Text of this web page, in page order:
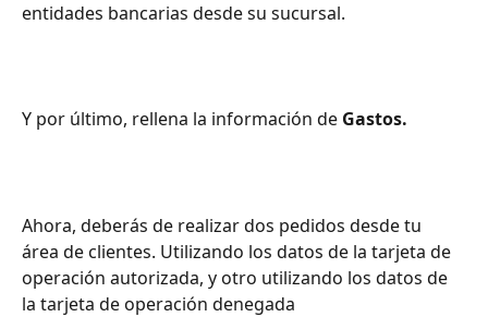
entidades bancarias desde su sucursal.
Y por último, rellena la información de Gastos.
Ahora, deberás de realizar dos pedidos desde tu
área de clientes. Utilizando los datos de la tarjeta de
operación autorizada, y otro utilizando los datos de
la tarjeta de operación denegada